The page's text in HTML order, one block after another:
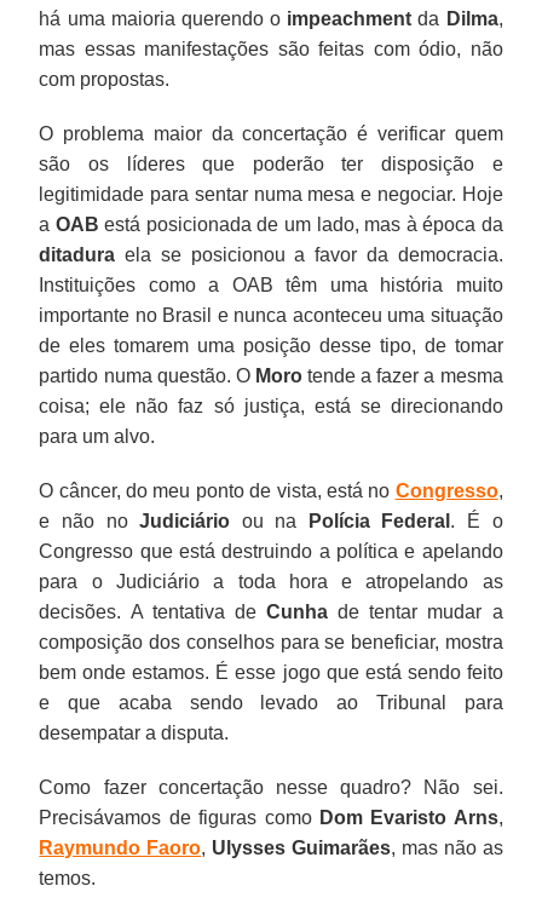
há uma maioria querendo o impeachment da Dilma,
mas essas manifestações são feitas com ódio, não
com propostas.
O problema maior da concertação é verificar quem
são os líderes que poderão ter disposição e
legitimidade para sentar numa mesa e negociar. Hoje
a OAB está posicionada de um lado, mas à época da
ditadura ela se posicionou a favor da democracia.
Instituições como a OAB têm uma história muito
importante no Brasil e nunca aconteceu uma situação
de eles tomarem uma posição desse tipo, de tomar
partido numa questão. O Morotende a fazer a mesma
coisa; ele não faz só justiça, está se direcionando
para um alvo.
O câncer, do meu ponto de vista, está no Congresso,
e não noJudiciário ou na Polícia Federal . É o
Congresso que está destruindo a política e apelando
para o Judiciário a toda hora e atropelando as
decisões. A tentativa de Cunha de tentar mudar a
composição dos conselhos para se beneficiar, mostra
bem onde estamos. É esse jogo que está sendo feito
e que acaba sendo levado ao Tribunal para
desempatar a disputa.
Como fazer concertação nesse quadro? Não sei.
Precisávamos de figuras como Dom Evaristo Arns,
Raymundo Faoro, Ulysses Guimarães, mas não as
temos.